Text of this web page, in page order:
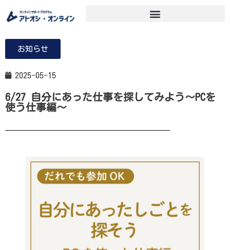
お知らせ
2025-05-15
6/27 自分にあった仕事を探してみよう～PCを
使う仕事編～